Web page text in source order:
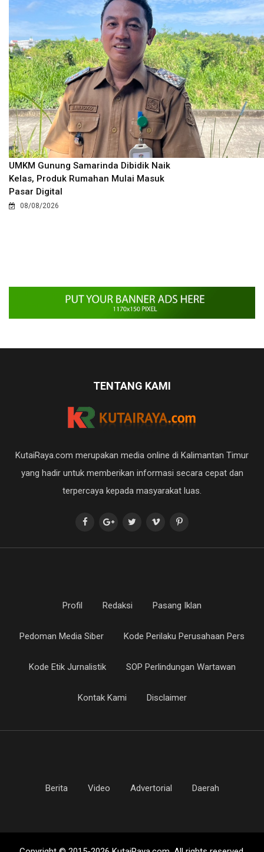
UMKM Gunung Samarinda Dibidik Naik
Kelas, Produk Rumahan Mulai Masuk
Pasar Digital
08/08/2026
TENTANG KAMI
KutaiRaya.com merupakan media online di Kalimantan Timur
yang hadir untuk memberikan informasi secara cepat dan
terpercaya kepada masyarakat luas.
Profil Redaksi Pasang Iklan
Pedoman Media Siber Kode Perilaku Perusahaan Pers
Kode Etik Jurnalistik SOP Perlindungan Wartawan
Kontak Kami Disclaimer
Berita Video Advertorial Daerah